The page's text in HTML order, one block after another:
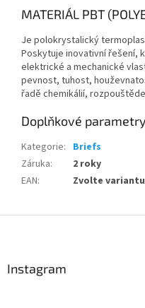
MATERIÁL PBT
Je polokrystalický
Poskytuje inovativní řešení,
elektrické a mechanické
pevnost, tuhost,
řadě chemikálií,
Doplňkové parametry
Kategorie: Briefs
Záruka:
2 roky
EAN: Zvolte variantu
Instagram